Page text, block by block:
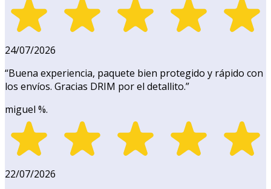
24/07/2026
“Buena experiencia, paquete bien protegido y rápido con
los envíos. Gracias DRIM por el detallito.”
miguel %.
22/07/2026